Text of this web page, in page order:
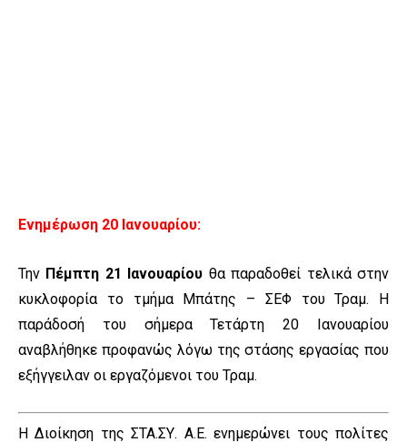
Ενημέρωση 20 Ιανουαρίου:
Την Πέμπτη 21 Ιανουαρίου θα παραδοθεί τελικά στην
κυκλοφορία το τμήμα Μπάτης – ΣΕΦ του Τραμ. Η
παράδοσή του σήμερα Τετάρτη 20 Ιανουαρίου
αναβλήθηκε προφανώς λόγω της στάσης εργασίας που
εξήγγειλαν οι εργαζόμενοι του Τραμ.
Η Διοίκηση της ΣΤΑ.ΣΥ. Α.Ε. ενημερώνει τους πολίτες